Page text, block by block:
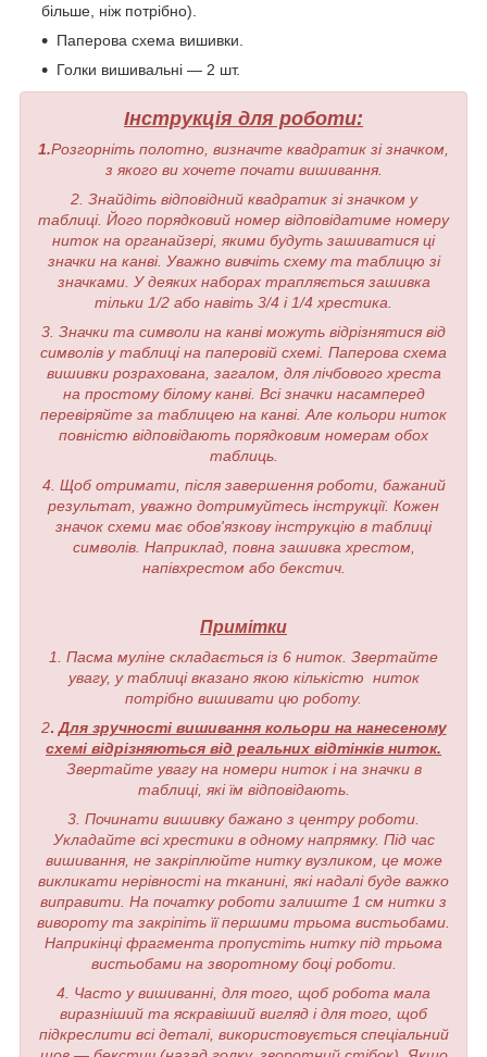
більше, ніж потрібно).
Паперова схема вишивки.
Голки вишивальні — 2 шт.
Інструкція для роботи:
1.Розгорніть полотно, визначте квадратик зі значком,
з якого ви хочете почати вишивання.
2. Знайдіть відповідний квадратик зі значком у
таблиці. Його порядковий номер відповідатиме номеру
ниток на органайзері, якими будуть зашиватися ці
значки на канві. Уважно вивчіть схему та таблицю зі
значками. У деяких наборах трапляється зашивка
тільки 1/2 або навіть 3/4 і 1/4 хрестика.
3. Значки та символи на канві можуть відрізнятися від
символів у таблиці на паперовій схемі. Паперова схема
вишивки розрахована, загалом, для лічбового хреста
на простому білому канві. Всі значки насамперед
перевіряйте за таблицею на канві. Але кольори ниток
повністю відповідають порядковим номерам обох
таблиць.
4. Щоб отримати, після завершення роботи, бажаний
результат, уважно дотримуйтесь інструкції. Кожен
значок схеми має обов'язкову інструкцію в таблиці
символів. Наприклад, повна зашивка хрестом,
напівхрестом або бекстич.
Примітки
1. Пасма муліне складається із 6 ниток. Звертайте
увагу, у таблиці вказано якою кількістю ниток
потрібно вишивати цю роботу.
2. Для зручності вишивання кольори на нанесеному
схемі відрізняються від реальних відтінків ниток.
Звертайте увагу на номери ниток і на значки в
таблиці, які їм відповідають.
3. Починати вишивку бажано з центру роботи.
Укладайте всі хрестики в одному напрямку. Під час
вишивання, не закріплюйте нитку вузликом, це може
викликати нерівності на тканині, які надалі буде важко
виправити. На початку роботи залиште 1 см нитки з
вивороту та закріпіть її першими трьома вистьобами.
Наприкінці фрагмента пропустіть нитку під трьома
вистьобами на зворотному боці роботи.
4. Часто у вишиванні, для того, щоб робота мала
виразніший та яскравіший вигляд і для того, щоб
підкреслити всі деталі, використовується спеціальний